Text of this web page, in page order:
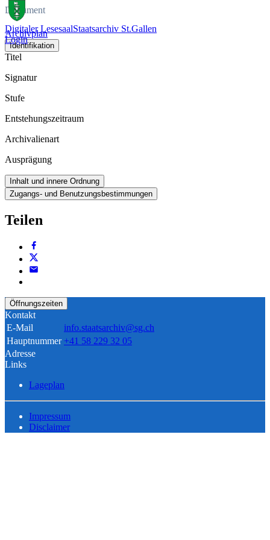
Digitaler LesesaalStaatsarchiv St.Gallen
Login
Dokument
Archivplan
Identifikation
Titel
Signatur
Stufe
Entstehungszeitraum
Archivalienart
Ausprägung
Inhalt und innere Ordnung
Zugangs- und Benutzungsbestimmungen
Teilen
Öffnungszeiten
Kontakt
E-Mail
info.staatsarchiv@sg.ch
Hauptnummer +41 58 229 32 05
Adresse
Links
Lageplan
Impressum
Disclaimer